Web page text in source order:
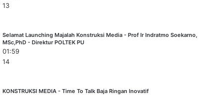
13
Selamat Launching Majalah Konstruksi Media - Prof Ir Indratmo Soekarno,
MSc,PhD - Direktur POLTEK PU
01:59
14
KONSTRUKSI MEDIA - Time To Talk Baja Ringan Inovatif